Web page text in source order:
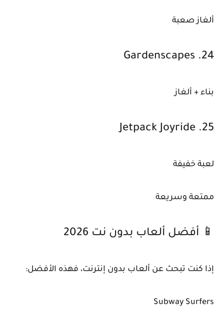
ألغاز صعبة
24. Gardenscapes
بناء + ألغاز
25. Jetpack Joyride
لعبة خفيفة
ممتعة وسريعة
📱 أفضل ألعاب بدون نت 2026
إذا كنت تبحث عن ألعاب بدون إنترنت، فهذه الأفضل:
Subway Surfers